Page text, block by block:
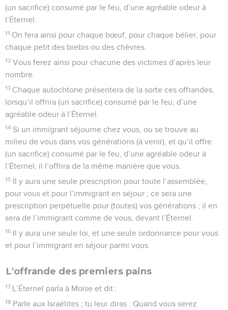
(un sacrifice) consumé par le feu, d’une agréable odeur à
l’Éternel.
11 On fera ainsi pour chaque bœuf, pour chaque bélier, pour
chaque petit des brebis ou des chèvres.
12 Vous ferez ainsi pour chacune des victimes d’après leur
nombre.
13 Chaque autochtone présentera de la sorte ces offrandes,
lorsqu’il offrira (un sacrifice) consumé par le feu, d’une
agréable odeur à l’Éternel.
14 Si un immigrant séjourne chez vous, ou se trouve au
milieu de vous dans vos générations (à venir), et qu’il offre
(un sacrifice) consumé par le feu, d’une agréable odeur à
l’Éternel, il l’offrira de la même manière que vous.
15 Il y aura une seule prescription pour toute l’assemblée,
pour vous et pour l’immigrant en séjour ; ce sera une
prescription perpétuelle pour (toutes) vos générations ; il en
sera de l’immigrant comme de vous, devant l’Éternel.
16 Il y aura une seule loi, et une seule ordonnance pour vous
et pour l’immigrant en séjour parmi vous.
L'offrande des premiers pains
17 L’Éternel parla à Moïse et dit :
18 Parle aux Israélites ; tu leur diras : Quand vous serez